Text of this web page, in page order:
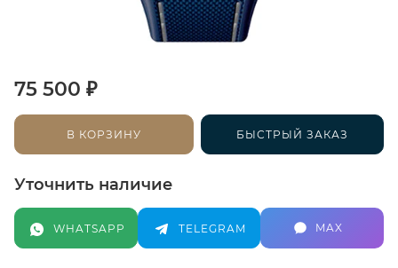
75 500 ₽
В КОРЗИНУ БЫСТРЫЙ ЗАКАЗ
Уточнить наличие
WHATSAPP TELEGRAM MAX